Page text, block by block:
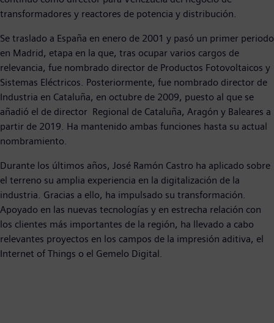
transformadores y reactores de potencia y distribución.
Se traslado a España en enero de 2001 y pasó un primer periodo
en Madrid, etapa en la que, tras ocupar varios cargos de
relevancia, fue nombrado director de Productos Fotovoltaicos y
Sistemas Eléctricos. Posteriormente, fue nombrado director de
Industria en Cataluña, en octubre de 2009, puesto al que se
añadió el de director Regional de Cataluña, Aragón y Baleares a
partir de 2019. Ha mantenido ambas funciones hasta su actual
nombramiento.
Durante los últimos años, José Ramón Castro ha aplicado sobre
el terreno su amplia experiencia en la digitalización de la
industria. Gracias a ello, ha impulsado su transformación.
Apoyado en las nuevas tecnologías y en estrecha relación con
los clientes más importantes de la región, ha llevado a cabo
relevantes proyectos en los campos de la impresión aditiva, el
Internet of Things o el Gemelo Digital.